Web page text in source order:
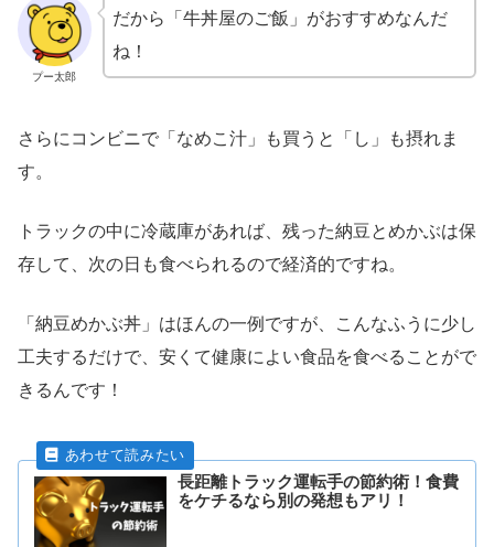
プー太郎
だから「牛丼屋のご飯」がおすすめなんだ
ね！
さらにコンビニで「なめこ汁」も買うと「し」も摂れま
す。
トラックの中に冷蔵庫があれば、残った納豆とめかぶは保
存して、次の日も食べられるので経済的ですね。
「納豆めかぶ丼」はほんの一例ですが、こんなふうに少し
工夫するだけで、安くて健康によい食品を食べることがで
きるんです！
長距離トラック運転手の節約術！食費
をケチるなら別の発想もアリ！